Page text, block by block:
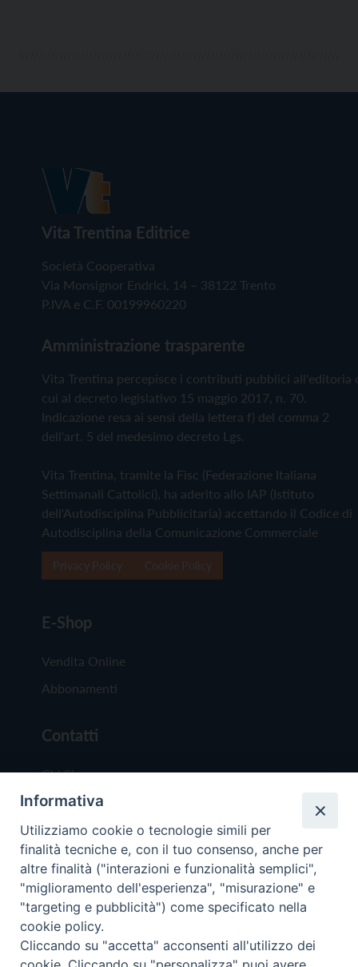
Vita Trentina Editrice
Società Cooperativa
Via Monsignor Endrici, 14 – 38122 Trento
P.IVA e C.F. 00199960220
Amministrazione trasparente
Vita Trentina percepisce i contributi pubblici all'editoria
cui al decreto legislativo 15 maggio 2017, n. 70.
Indicazione resa ai sensi della lettera f) del comma 2
dell'art. 5 del medesimo decreto Lgs.
Vita Trentina, tramite la Fisc (Federazione Italiana
Settimanali Cattolici), ha aderito allo IAP (Istituto
dell'Autodisciplina Pubblicitaria) accettando il Codice di
Autodisciplina della Comunicazione Commerciale
E-Shop
Vendita Online
Abbonamenti
Contatti
Chi Siamo
Redazione
Scrivici
Copyright © 2019 - Tutti i diritti riservati - Vita
Trentina Editrice
Informativa
Utilizziamo cookie o tecnologie simili per
finalità tecniche e, con il tuo consenso, anche per
altre finalità ("interazioni e funzionalità semplici",
"miglioramento dell'esperienza", "misurazione" e
"targeting e pubblicità") come specificato nella
cookie policy.
Cliccando su "accetta" acconsenti all'utilizzo dei